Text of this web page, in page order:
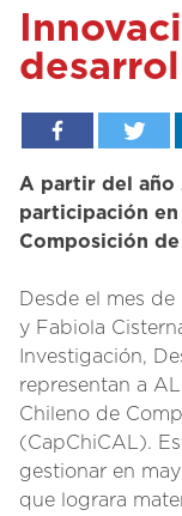
A partir del año
participación
Composición
Desde el mes
y Fabiola
Investigación,
representan a
Chileno de
(CapChiCAL).
gestionar en
que lograra